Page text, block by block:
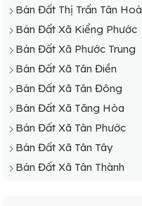
Bán Đất Thị Trấn Tân Hoà
Bán Đất Xã Kiểng Phước
Bán Đất Xã Phước Trung
Bán Đất Xã Tân Điền
Bán Đất Xã Tân Đông
Bán Đất Xã Tăng Hòa
Bán Đất Xã Tân Phước
Bán Đất Xã Tân Tây
Bán Đất Xã Tân Thành